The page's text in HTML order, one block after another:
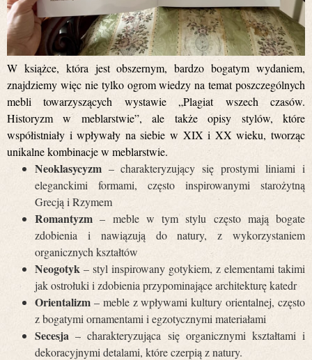
W książce, która jest obszernym, bardzo bogatym wydaniem,
znajdziemy więc nie tylko ogrom wiedzy na temat poszczególnych
mebli towarzyszących wystawie „Plagiat wszech czasów.
Historyzm w meblarstwie”, ale także opisy stylów, które
współistniały i wpływały na siebie w XIX i XX wieku, tworząc
unikalne kombinacje w meblarstwie.
Neoklasycyzm – charakteryzujący się prostymi liniami i
eleganckimi formami, często inspirowanymi starożytną
Grecją i Rzymem
Romantyzm – meble w tym stylu często mają bogate
zdobienia i nawiązują do natury, z wykorzystaniem
organicznych kształtów
Neogotyk – styl inspirowany gotykiem, z elementami takimi
jak ostrołuki i zdobienia przypominające architekturę katedr
Orientalizm – meble z wpływami kultury orientalnej, często
z bogatymi ornamentami i egzotycznymi materiałami
Secesja – charakteryzująca się organicznymi kształtami i
dekoracyjnymi detalami, które czerpią z natury.